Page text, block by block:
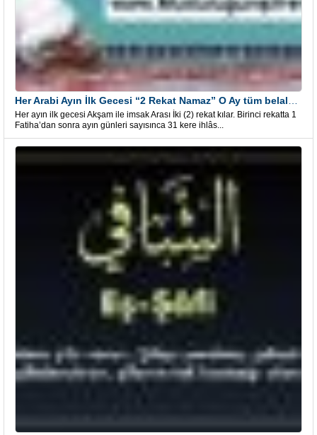
Her ayın ilk gecesi Akşam ile imsak Arası İki (2) rekat kılar. Birinci rekatta 1
Fatiha’dan sonra ayın günleri sayısınca 31 kere ihlâs...